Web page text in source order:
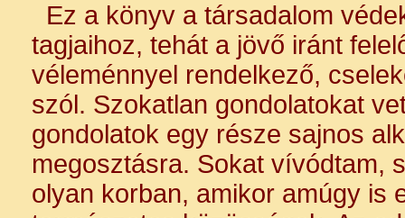
Ez a könyv a társadalom
tagjaihoz, tehát a jövő iránt
véleménnyel rendelkező,
szól. Szokatlan gondolatokat
gondolatok egy része sajnos
megosztásra. Sokat vívódtam,
olyan korban, amikor amúgy is